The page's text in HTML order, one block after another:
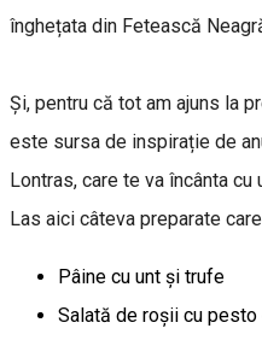
înghețata din Fetească
Și, pentru că tot am ajuns la
este sursa de inspirație de
Lontras, care te va încânta
Las aici câteva preparate
Pâine cu unt și trufe
Salată de roșii cu